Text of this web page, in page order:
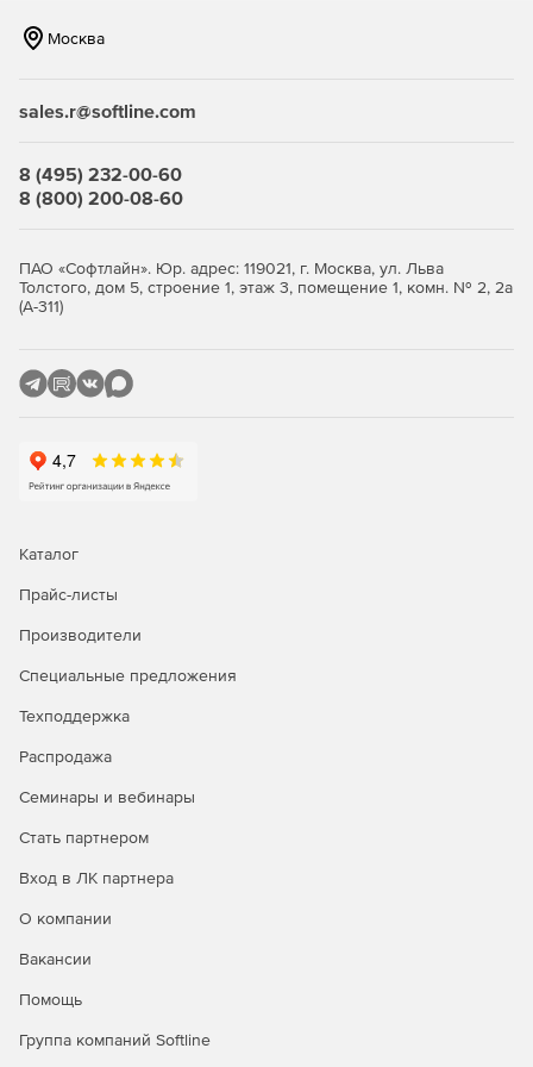
Что касается амортизации, предоставляется возможность
использования ставки, предусмотренной в правовых
актах, с указанием даты покупки, или ставки,
Sistrade Print Assets выполняет переоценку продукции с
учетом законов и правовых актов, в которых
Москва
sales.r@softline.com
8 (495) 232-00-60
8 (800) 200-08-60
ПАО «Софтлайн». Юр. адрес: 119021, г. Москва, ул. Льва
Толстого, дом 5, строение 1, этаж 3, помещение 1, комн. № 2, 2а
(А-311)
Каталог
Прайс-листы
Производители
Специальные предложения
Техподдержка
Распродажа
Семинары и вебинары
Стать партнером
Вход в ЛК партнера
О компании
Вакансии
Помощь
Группа компаний Softline